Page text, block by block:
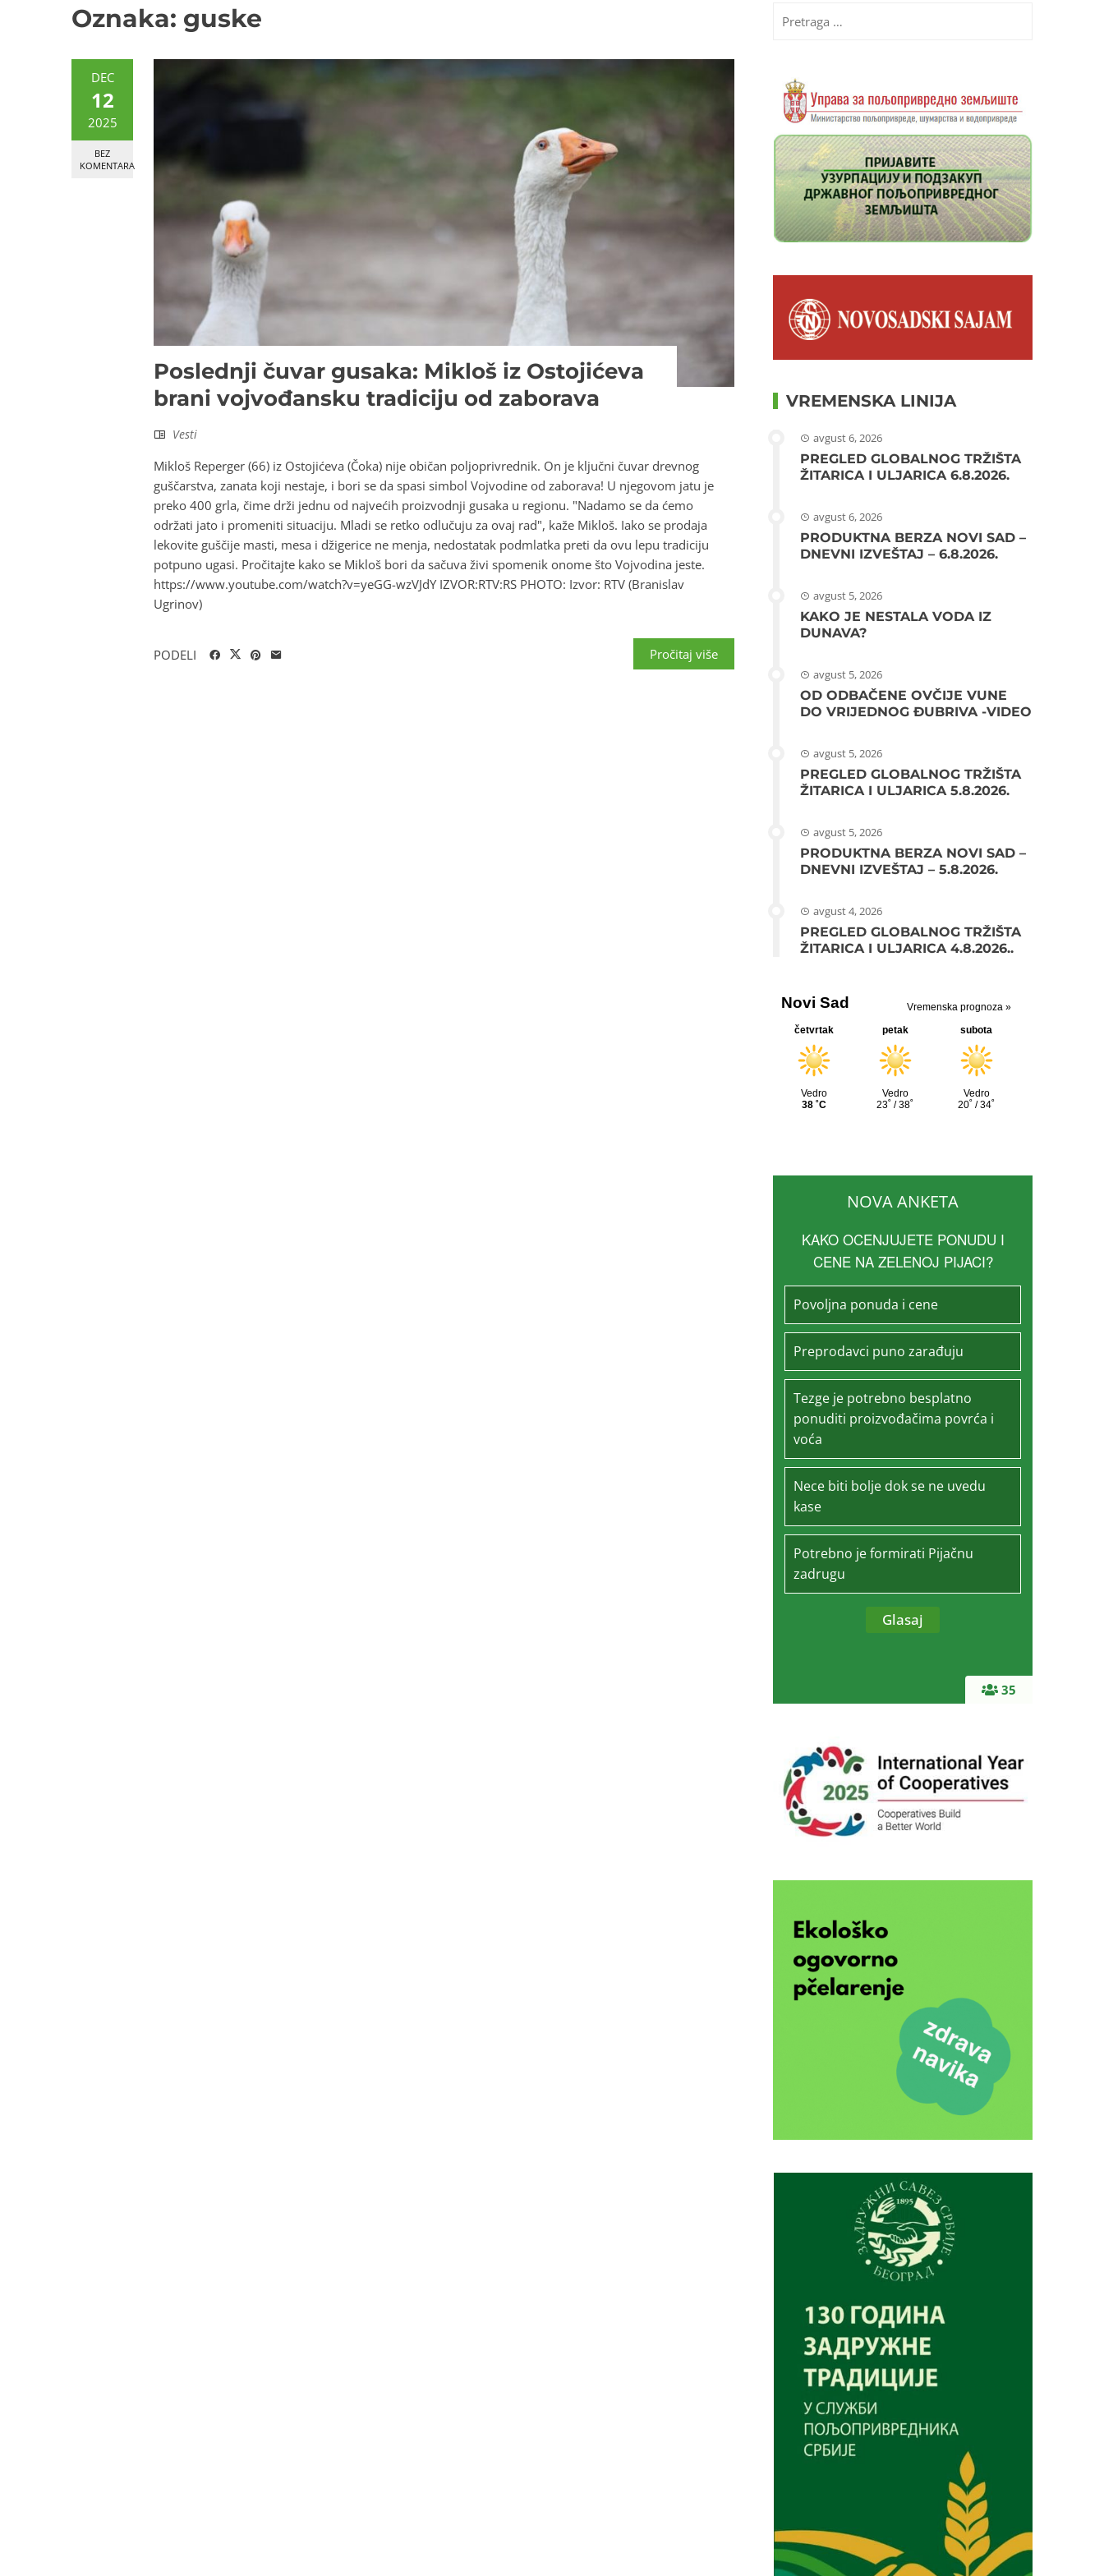
Oznaka: guske
DEC
12
2025
BEZ
KOMENTARA
Poslednji čuvar gusaka: Mikloš iz Ostojićeva
brani vojvođansku tradiciju od zaborava
Vesti
Mikloš Reperger (66) iz Ostojićeva (Čoka) nije običan poljoprivrednik. On je ključni čuvar drevnog
guščarstva, zanata koji nestaje, i bori se da spasi simbol Vojvodine od zaborava! U njegovom jatu je
preko 400 grla, čime drži jednu od najvećih proizvodnji gusaka u regionu. "Nadamo se da ćemo
održati jato i promeniti situaciju. Mladi se retko odlučuju za ovaj rad", kaže Mikloš. Iako se prodaja
lekovite guščije masti, mesa i džigerice ne menja, nedostatak podmlatka preti da ovu lepu tradiciju
potpuno ugasi. Pročitajte kako se Mikloš bori da sačuva živi spomenik onome što Vojvodina jeste.
https://www.youtube.com/watch?v=yeGG-wzVJdY IZVOR:RTV:RS PHOTO: Izvor: RTV (Branislav
Ugrinov)
Pročitaj više
PODELI
za:
VREMENSKA LINIJA
avgust 6, 2026
PREGLED GLOBALNOG TRŽIŠTA
ŽITARICA I ULJARICA 6.8.2026.
avgust 6, 2026
PRODUKTNA BERZA NOVI SAD –
DNEVNI IZVEŠTAJ – 6.8.2026.
avgust 5, 2026
KAKO JE NESTALA VODA IZ
DUNAVA?
avgust 5, 2026
OD ODBAČENE OVČIJE VUNE
DO VRIJEDNOG ĐUBRIVA -VIDEO
avgust 5, 2026
PREGLED GLOBALNOG TRŽIŠTA
ŽITARICA I ULJARICA 5.8.2026.
avgust 5, 2026
PRODUKTNA BERZA NOVI SAD –
DNEVNI IZVEŠTAJ – 5.8.2026.
avgust 4, 2026
PREGLED GLOBALNOG TRŽIŠTA
ŽITARICA I ULJARICA 4.8.2026..
35
NOVA ANKETA
KAKO OCENJUJETE PONUDU I
CENE NA ZELENOJ PIJACI?
Povoljna ponuda i cene
Preprodavci puno zarađuju
Tezge je potrebno besplatno
ponuditi proizvođačima povrća i
voća
Nece biti bolje dok se ne uvedu
kase
Potrebno je formirati Pijačnu
zadrugu